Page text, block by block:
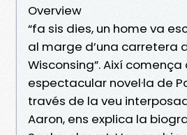
Overview
“fa sis dies, un home va
al marge d’una carretera
Wisconsing”. Així
espectacular novel·la de
través de la veu
Aaron, ens explica la